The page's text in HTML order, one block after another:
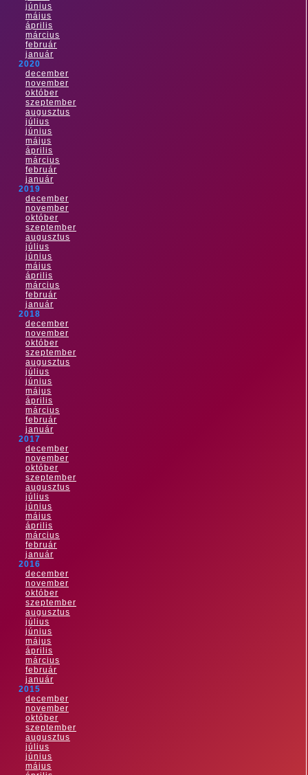
június
május
április
március
február
január
2020
december
november
október
szeptember
augusztus
július
június
május
április
március
február
január
2019
december
november
október
szeptember
augusztus
július
június
május
április
március
február
január
2018
december
november
október
szeptember
augusztus
július
június
május
április
március
február
január
2017
december
november
október
szeptember
augusztus
július
június
május
április
március
február
január
2016
december
november
október
szeptember
augusztus
július
június
május
április
március
február
január
2015
december
november
október
szeptember
augusztus
július
június
május